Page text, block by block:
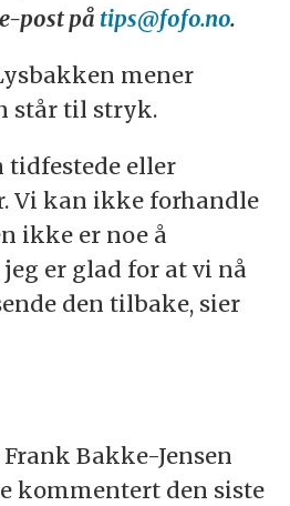
post på tips@fofo.no.
mener
står til stryk.
tidfestede eller
Vi kan ikke forhandle
ikke er noe å
er glad for at vi nå
den tilbake, sier
Bakke-Jensen
kommentert den siste